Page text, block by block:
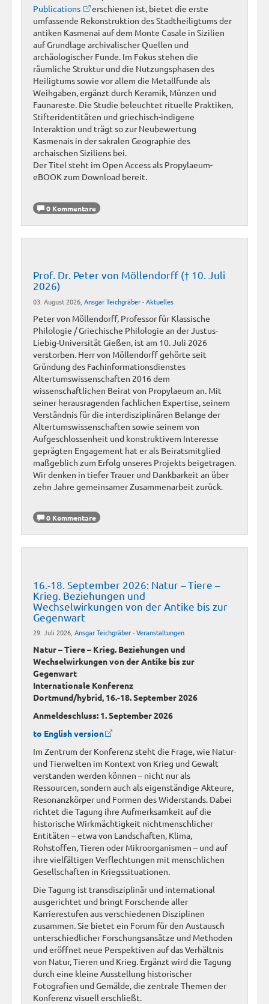
Publications
erschienen ist, bietet die erste
umfassende Rekonstruktion des Stadtheiligtums der
antiken Kasmenai auf dem Monte Casale in Sizilien
auf Grundlage archivalischer Quellen und
archäologischer Funde. Im Fokus stehen die
räumliche Struktur und die Nutzungsphasen des
Heiligtums sowie vor allem die Metallfunde als
Weihgaben, ergänzt durch Keramik, Münzen und
Faunareste. Die Studie beleuchtet rituelle Praktiken,
Stifteridentitäten und griechisch-indigene
Interaktion und trägt so zur Neubewertung
Kasmenais in der sakralen Geographie des
archaischen Siziliens bei.
Der Titel steht im Open Access als Propylaeum-
eBOOK zum Download bereit.
0 Kommentare
Prof. Dr. Peter von Möllendorff († 10. Juli
2026)
03. August 2026, Ansgar Teichgräber-Aktuelles
Peter von Möllendorff, Professor für Klassische
Philologie / Griechische Philologie an der Justus-
Liebig-Universität Gießen, ist am 10. Juli 2026
verstorben. Herr von Möllendorff gehörte seit
Gründung des Fachinformationsdienstes
Altertumswissenschaften 2016 dem
wissenschaftlichen Beirat von Propylaeum an. Mit
seiner herausragenden fachlichen Expertise, seinem
Verständnis für die interdisziplinären Belange der
Altertumswissenschaften sowie seinem von
Aufgeschlossenheit und konstruktivem Interesse
geprägten Engagement hat er als Beiratsmitglied
maßgeblich zum Erfolg unseres Projekts beigetragen.
Wir denken in tiefer Trauer und Dankbarkeit an über
zehn Jahre gemeinsamer Zusammenarbeit zurück.
0 Kommentare
16.-18. September 2026: Natur – Tiere –
Krieg. Beziehungen und
Wechselwirkungen von der Antike bis zur
Gegenwart
29. Juli 2026, Ansgar Teichgräber-Veranstaltungen
Natur – Tiere – Krieg. Beziehungen und
Wechselwirkungen von der Antike bis zur
Gegenwart
Internationale Konferenz
Dortmund/hybrid, 16.-18. September 2026
Anmeldeschluss: 1. September 2026
to English version
Im Zentrum der Konferenz steht die Frage, wie Natur-
und Tierwelten im Kontext von Krieg und Gewalt
verstanden werden können – nicht nur als
Ressourcen, sondern auch als eigenständige Akteure,
Resonanzkörper und Formen des Widerstands. Dabei
richtet die Tagung ihre Aufmerksamkeit auf die
historische Wirkmächtigkeit nichtmenschlicher
Entitäten – etwa von Landschaften, Klima,
Rohstoffen, Tieren oder Mikroorganismen – und auf
ihre vielfältigen Verflechtungen mit menschlichen
Gesellschaften in Kriegssituationen.
Die Tagung ist transdisziplinär und international
ausgerichtet und bringt Forschende aller
Karrierestufen aus verschiedenen Disziplinen
zusammen. Sie bietet ein Forum für den Austausch
unterschiedlicher Forschungsansätze und Methoden
und eröffnet neue Perspektiven auf das Verhältnis
von Natur, Tieren und Krieg. Ergänzt wird die Tagung
durch eine kleine Ausstellung historischer
Fotografien und Gemälde, die zentrale Themen der
Konferenz visuell erschließt.